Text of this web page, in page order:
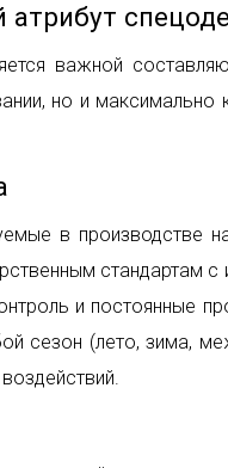
атрибут
важной
но и
в производстве
стандартам
и постоянные
сезон (лето, зима,